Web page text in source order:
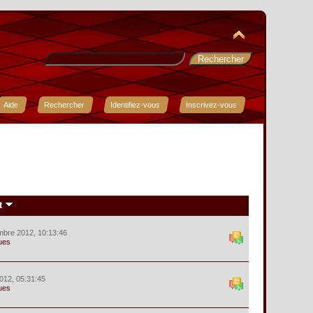
Aide Rechercher Identifiez-vous Inscrivez-vous
2012, 10:13:46
05:31:45